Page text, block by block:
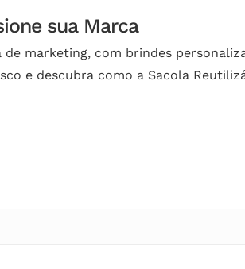
sua Marca
marketing, com brindes
e descubra como a Sacola